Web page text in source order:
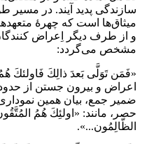
سازندگى پديد آيند. در مسير
ميثاق‌ها است كه چهرۀ
و از طرف ديگر اِعراض
مشخص مى‌گردد:
«فَمَن تَوَلَّى بَعدَ ذالِكَ
اعراض و بيرون جستن از
ضمير جمع، بيان همين
حصر، مانند: «اولئِكَ هُمُ
الظّالِمُون...».